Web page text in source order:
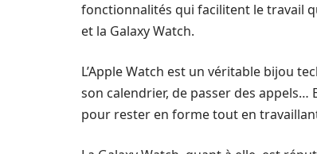
fonctionnalités qui facilitent le travail
et la Galaxy Watch.
L’Apple Watch est un véritable bijou
son calendrier, de passer des appels…
pour rester en forme tout en